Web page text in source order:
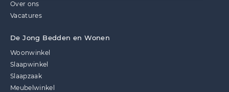
Over ons
Vacatures
De Jong Bedden en Wonen
Woonwinkel
Slaapwinkel
Slaapzaak
Meubelwinkel